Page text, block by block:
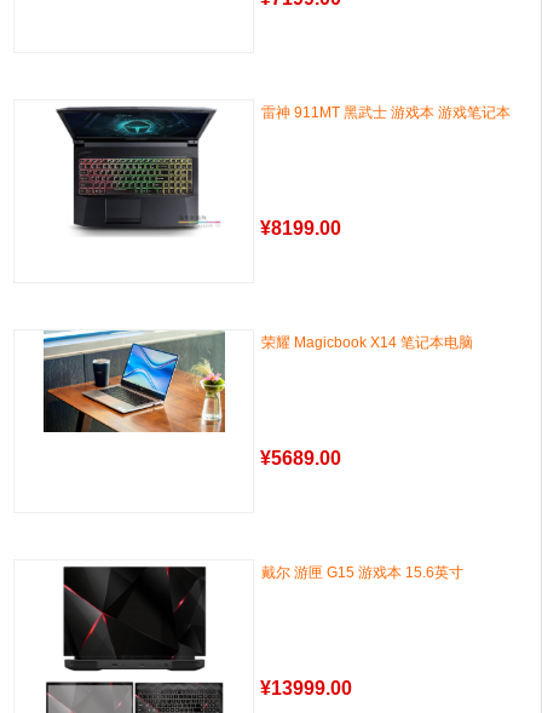
雷神 911MT 黑武士 游戏本 游戏笔记本
¥8199.00
荣耀 Magicbook X14 笔记本电脑
¥5689.00
戴尔 游匣 G15 游戏本 15.6英寸
¥13999.00